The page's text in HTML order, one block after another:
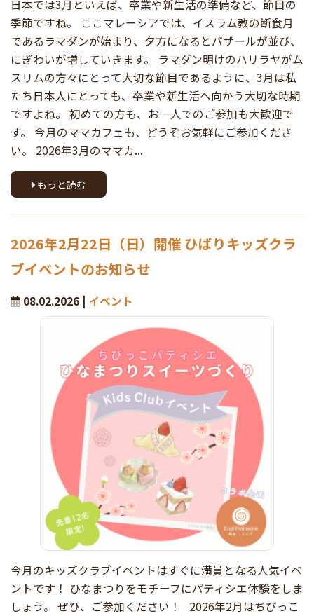
日本では3月といえば、卒業や新生活の準備など、節目の
季節ですね。 ここマレーシアでは、イスラム教の断食月
であるラマダンが始まり、夕方になるとバザールが並び、
にぎわいが増していきます。 ラマダン明けのハリラヤがム
スリムの方々にとって大切な節目であるように、3月は私
たち日本人にとっても、卒業や新生活へ向かう大切な時期
ですよね。 初めての方も、お一人でのご参加も大歓迎で
す。 今月のママカフェも、どうぞお気軽にご参加くださ
い。 2026年3月のママカ...
もっと読む
2026年2月22日（日）開催 ひばりキッズクラ
ブイベントのお知らせ
08.02.2026 | イベント
今月のキッズクラブイベントはすぐに満員となる人気イベ
ントです！ ひなまつりをモチーフにパティシエ体験をしま
しょう。 ぜひ、ご参加ください！ 2026年2月はちびっこ